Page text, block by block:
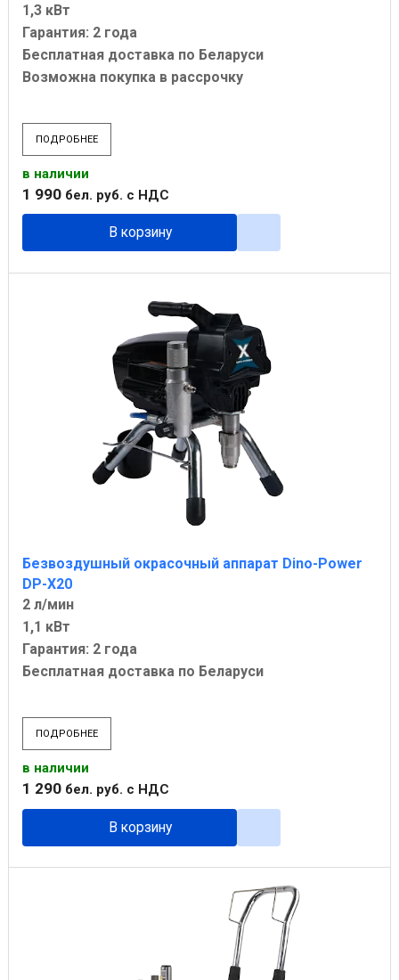
1,3 кВт
Гарантия: 2 года
Бесплатная доставка по Беларуси
Возможна покупка в рассрочку
ПОДРОБНЕЕ
в наличии
1 990 бел. руб. с НДС
В корзину
Безвоздушный окрасочный аппарат Dino-Power
DP-X20
2 л/мин
1,1 кВт
Гарантия: 2 года
Бесплатная доставка по Беларуси
ПОДРОБНЕЕ
в наличии
1 290 бел. руб. с НДС
В корзину